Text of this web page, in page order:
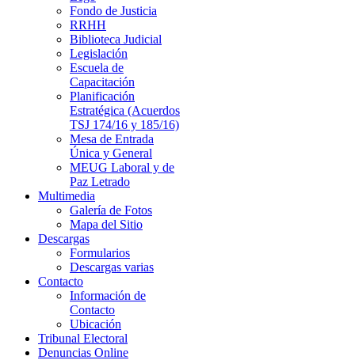
Fondo de Justicia
RRHH
Biblioteca Judicial
Legislación
Escuela de
Capacitación
Planificación
Estratégica (Acuerdos
TSJ 174/16 y 185/16)
Mesa de Entrada
Única y General
MEUG Laboral y de
Paz Letrado
Multimedia
Galería de Fotos
Mapa del Sitio
Descargas
Formularios
Descargas varias
Contacto
Información de
Contacto
Ubicación
Tribunal Electoral
Denuncias Online